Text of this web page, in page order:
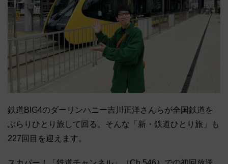
鉄道BIG4のダーリンハニー吉川正洋さんらが全国鉄道を
ぶらりひとり旅して回る。そんな「新・鉄道ひとり旅」も
227回目を迎えます。